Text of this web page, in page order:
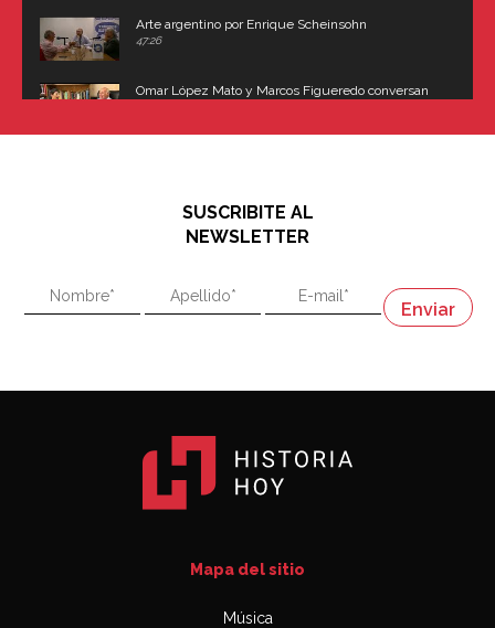
Arte argentino por Enrique Scheinsohn
47:26
Omar López Mato y Marcos Figueredo conversan
"En política, la estupidez no es una desventaja"
"En política, la estupidez no es una desventaja"
Napoleón
SUSCRIBITE AL
NEWSLETTER
Mapa del sitio
Música